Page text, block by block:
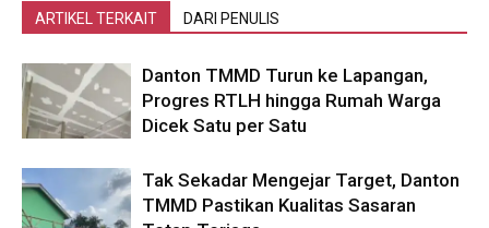
ARTIKEL TERKAIT DARI PENULIS
Danton TMMD Turun ke Lapangan,
Progres RTLH hingga Rumah Warga
Dicek Satu per Satu
Tak Sekadar Mengejar Target, Danton
TMMD Pastikan Kualitas Sasaran